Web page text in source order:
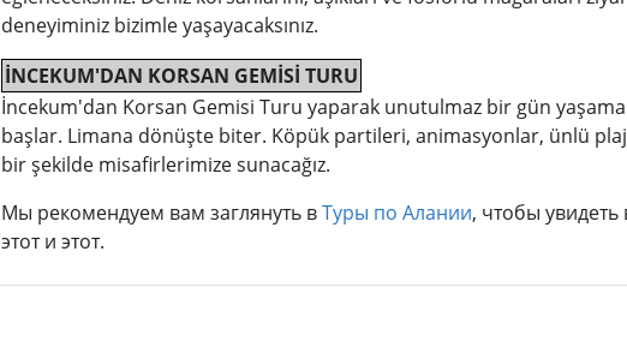
deneyiminiz bizimle yaşayacaksınız.
İNCEKUM'DAN KORSAN GEMİSİ TURU
İncekum'dan Korsan Gemisi Turu yaparak unutulmaz bir gün
başlar. Limana dönüşte biter. Köpük partileri, animasyonlar, ünlü
bir şekilde misafirlerimize sunacağız.
Мы рекомендуем вам заглянуть вТуры по Алании, чтобы увидеть
этот и этот.